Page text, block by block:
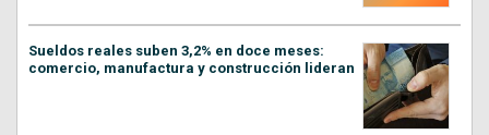
Sueldos reales suben 3,2% en doce meses:
comercio, manufactura y construcción lideran